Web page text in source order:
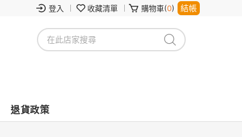
登入 收藏清單 購物車(0) 結帳
退貨政策